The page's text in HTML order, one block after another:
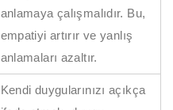
anlamaya çalışmalıdır. Bu,
empatiyi artırır ve yanlış
anlamaları azaltır.
Kendi duygularınızı açıkça